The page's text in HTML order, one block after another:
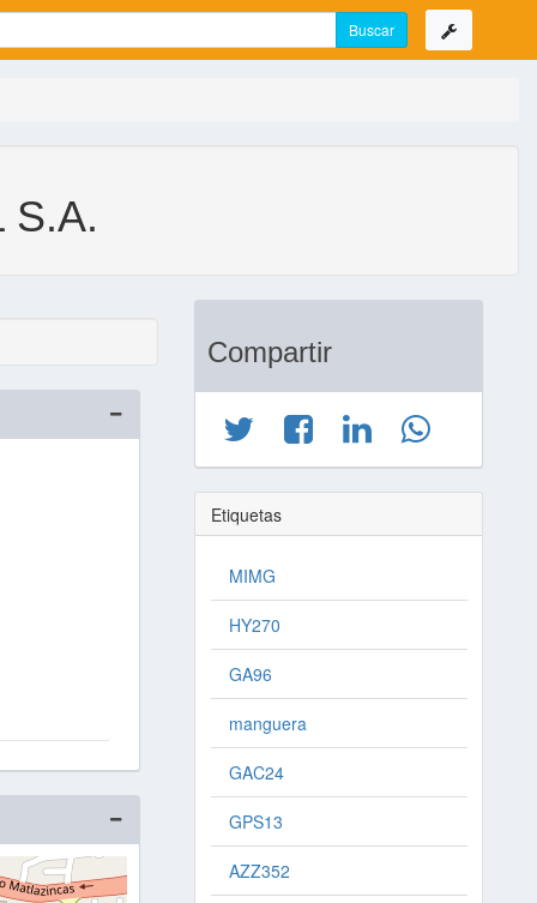
S.A.
Compartir
Etiquetas
MIMG
HY270
GA96
manguera
GAC24
GPS13
AZZ352